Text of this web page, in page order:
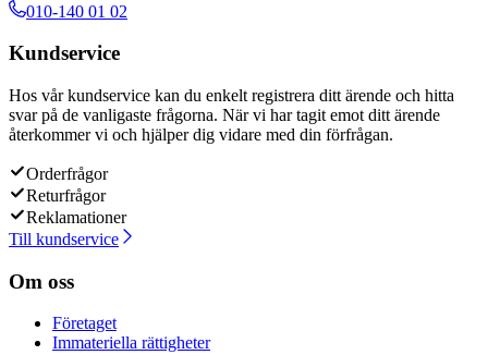
010-140 01 02
Kundservice
Hos vår kundservice kan du enkelt registrera ditt ärende och hitta
svar på de vanligaste frågorna. När vi har tagit emot ditt ärende
återkommer vi och hjälper dig vidare med din förfrågan.
Orderfrågor
Returfrågor
Reklamationer
Till kundservice
Om oss
Företaget
Immateriella rättigheter